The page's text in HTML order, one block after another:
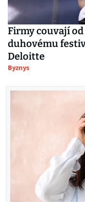
Firmy couvají
duhovému
Deloitte
Byznys